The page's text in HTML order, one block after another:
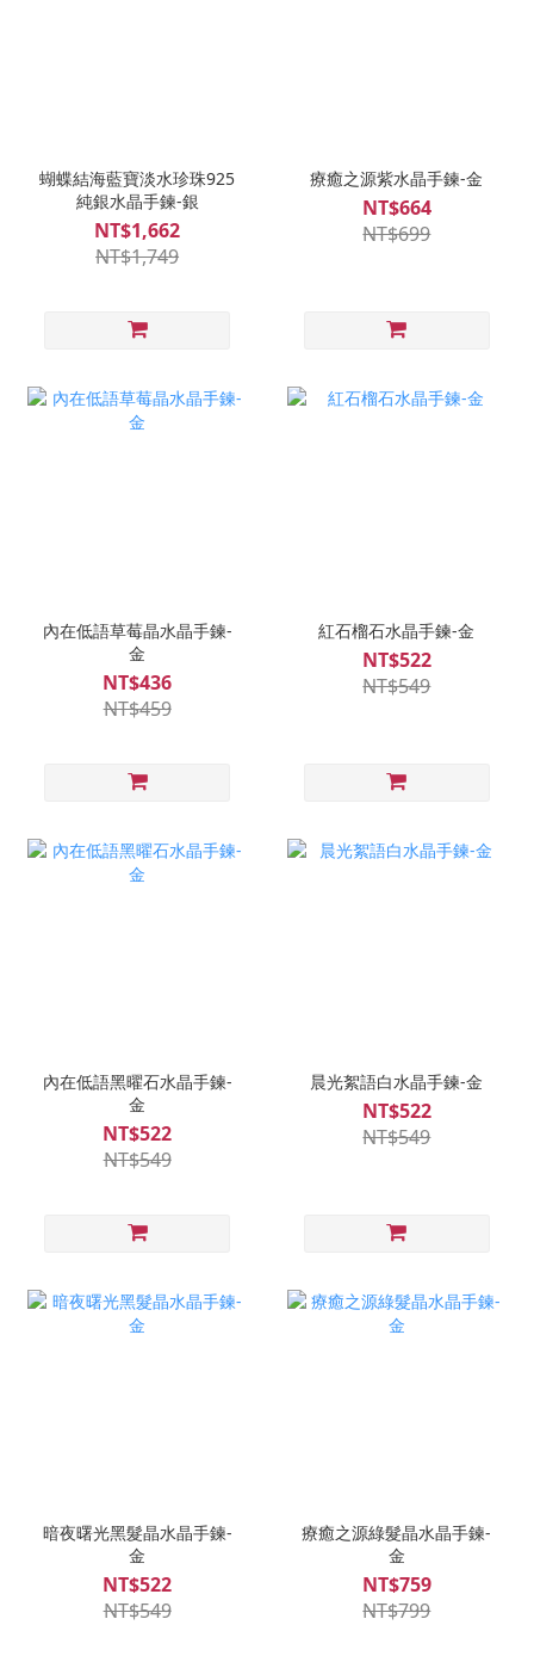
蝴蝶結海藍寶淡水珍珠925
純銀水晶手鍊-銀
NT$1,662
NT$1,749
療癒之源紫水晶手鍊-金
NT$664
NT$699
內在低語草莓晶水晶手鍊-
金
NT$436
NT$459
紅石榴石水晶手鍊-金
NT$522
NT$549
內在低語黑曜石水晶手鍊-
金
NT$522
NT$549
晨光絮語白水晶手鍊-金
NT$522
NT$549
暗夜曙光黑髮晶水晶手鍊-
金
NT$522
NT$549
療癒之源綠髮晶水晶手鍊-
金
NT$759
NT$799